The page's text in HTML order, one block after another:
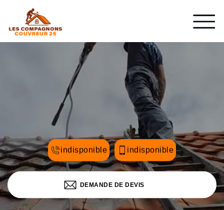
indisponible indisponible
DEMANDE DE DEVIS